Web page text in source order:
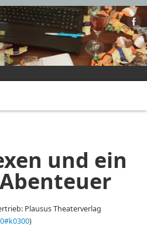
und ein
Plausus Theaterverlag
)